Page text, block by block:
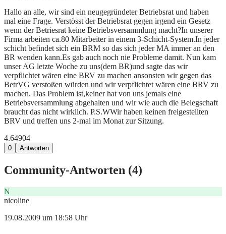
Hallo an alle, wir sind ein neugegründeter Betriebsrat und haben
mal eine Frage. Verstösst der Betriebsrat gegen irgend ein Gesetz
wenn der Betriesrat keine Betriebsversammlung macht?In unserer
Firma arbeiten ca.80 Mitarbeiter in einem 3-Schicht-System.In jeder
schicht befindet sich ein BRM so das sich jeder MA immer an den
BR wenden kann.Es gab auch noch nie Probleme damit. Nun kam
unser AG letzte Woche zu uns(dem BR)und sagte das wir
verpflichtet wären eine BRV zu machen ansonsten wir gegen das
BetrVG verstoßen würden und wir verpflichtet wären eine BRV zu
machen. Das Problem ist,keiner hat von uns jemals eine
Betriebsversammlung abgehalten und wir wie auch die Belegschaft
braucht das nicht wirklich. P.S.WWir haben keinen freigestellten
BRV und treffen uns 2-mal im Monat zur Sitzung.
4.64904
0 Antworten
Community-Antworten (4)
N
nicoline
19.08.2009 um 18:58 Uhr